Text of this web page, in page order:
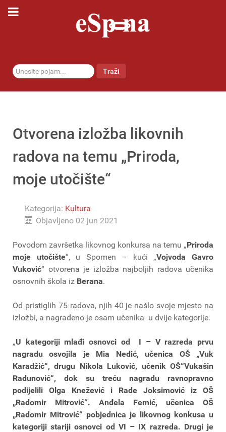
traži... Traži
Otvorena izložba likovnih
radova na temu „Priroda,
moje utočište“
Kategorija: Kultura
Objavljeno 02 jun 2021
Povodom završetka likovnog konkursa na temu „Priroda
moje utočište“, u Spomen – kući „Vojvoda Gavro
Vuković“ otvorena je izložba najboljih radova učenika
osnovnih škola iz Berana.
Od pristiglih 75 radova, njih 40 je našlo svoje mjesto na
izložbi, a nagrađeno je osam učenika u dvije kategorije.
„U kategoriji mlađi osnovci od I – V razreda prvu
nagradu osvojila je Mia Nedić, učenica OŠ „Vuk
Кaradžić“, drugu Nikola Luković, učenik OŠ“Vukašin
Radunović“, dok su treću nagradu ravnopravno
podijelili Olga Кnežević i Rade Joksimović iz OŠ
„Radomir Mitrović“. Anđela Femić, učenica OŠ
„Radomir Mitrović“ pobjednica je likovnog konkusa u
kategoriji stariji osnovci od VI – IX razreda. Drugi je